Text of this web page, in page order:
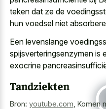
teken dat ze de
hun voedsel niet
Een levenslange
spijsverteringsenzymen is
exocrine
Tandziekten
Bron: youtube.com, Komen